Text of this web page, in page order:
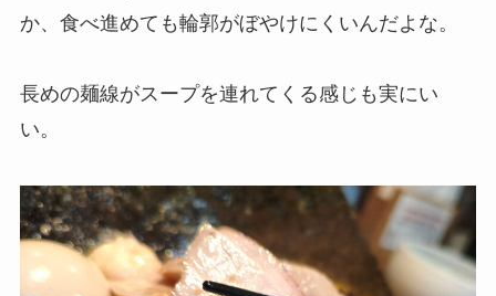
か、食べ進めても輪郭がぼやけにくいんだよな。
長めの麺線がスープを連れてくる感じも実にい
い。